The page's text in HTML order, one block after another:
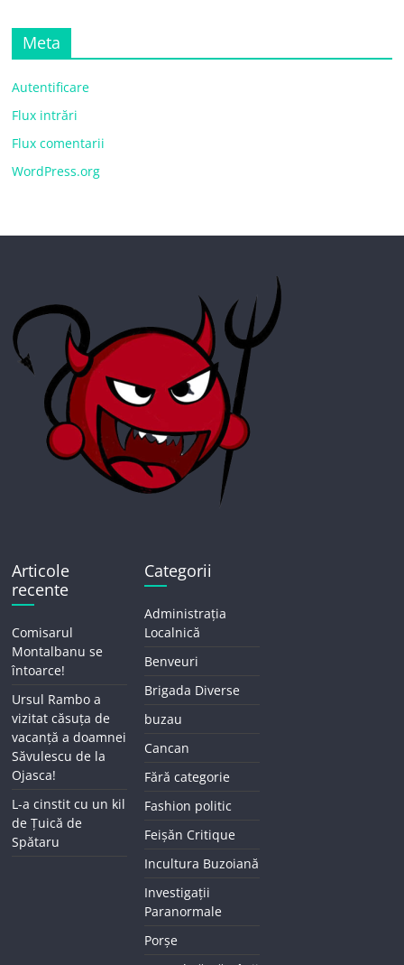
Meta
Autentificare
Flux intrări
Flux comentarii
WordPress.org
Articole
recente
Comisarul
Montalbanu se
întoarce!
Ursul Rambo a
vizitat căsuța de
vacanță a doamnei
Săvulescu de la
Ojasca!
L-a cinstit cu un kil
de Țuică de
Spătaru
Categorii
Administrația
Localnică
Benveuri
Brigada Diverse
buzau
Cancan
Fără categorie
Fashion politic
Feișăn Critique
Incultura Buzoiană
Investigații
Paranormale
Porșe